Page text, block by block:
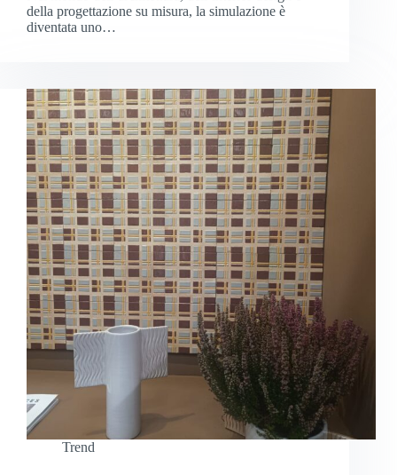
della progettazione su misura, la simulazione è
diventata uno…
Trend